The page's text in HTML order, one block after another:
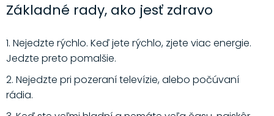
Základné rady, ako jesť zdravo
1. Nejedzte rýchlo. Keď jete rýchlo, zjete viac energie.
Jedzte preto pomalšie.
2. Nejedzte pri pozeraní televízie, alebo počúvaní
rádia.